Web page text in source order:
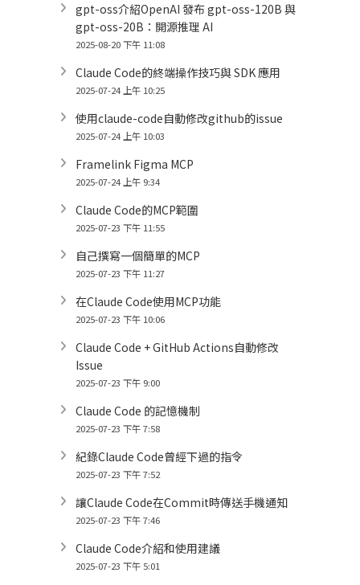
gpt-oss介紹OpenAI 發布 gpt-oss-120B 與
gpt-oss-20B：開源推理 AI
2025-08-20 下午 11:08
Claude Code的終端操作技巧與 SDK 應用
2025-07-24 上午 10:25
使用claude-code自動修改github的issue
2025-07-24 上午 10:03
Framelink Figma MCP
2025-07-24 上午 9:34
Claude Code的MCP範圍
2025-07-23 下午 11:55
自己撰寫一個簡單的MCP
2025-07-23 下午 11:27
在Claude Code使用MCP功能
2025-07-23 下午 10:06
Claude Code + GitHub Actions自動修改
Issue
2025-07-23 下午 9:00
Claude Code 的記憶機制
2025-07-23 下午 7:58
紀錄Claude Code曾經下過的指令
2025-07-23 下午 7:52
讓Claude Code在Commit時傳送手機通知
2025-07-23 下午 7:46
Claude Code介紹和使用建議
2025-07-23 下午 5:01